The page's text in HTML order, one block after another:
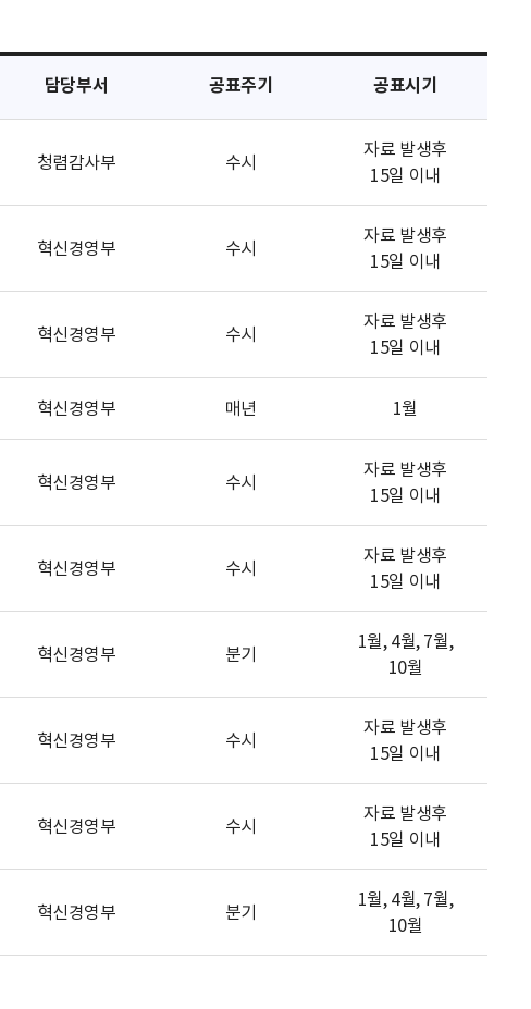
담당부서 공표주기 공표시기
청렴감사부 수시
자료 발생후
15일 이내
혁신경영부 수시
자료 발생후
15일 이내
혁신경영부 수시
자료 발생후
15일 이내
혁신경영부 매년 1월
혁신경영부 수시
자료 발생후
15일 이내
혁신경영부 수시
자료 발생후
15일 이내
혁신경영부 분기
1월, 4월, 7월,
10월
혁신경영부 수시
자료 발생후
15일 이내
혁신경영부 수시
자료 발생후
15일 이내
혁신경영부 분기
1월, 4월, 7월,
10월